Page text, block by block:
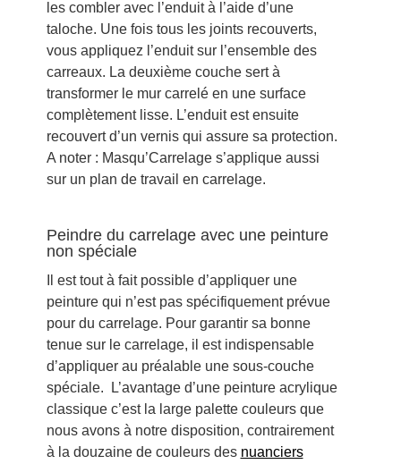
les combler avec l’enduit à l’aide d’une
taloche. Une fois tous les joints recouverts,
vous appliquez l’enduit sur l’ensemble des
carreaux. La deuxième couche sert à
transformer le mur carrelé en une surface
complètement lisse. L’enduit est ensuite
recouvert d’un vernis qui assure sa protection.
A noter : Masqu’Carrelage s’applique aussi
sur un plan de travail en carrelage.
Peindre du carrelage avec une peinture
non spéciale
Il est tout à fait possible d’appliquer une
peinture qui n’est pas spécifiquement prévue
pour du carrelage. Pour garantir sa bonne
tenue sur le carrelage, il est indispensable
d’appliquer au préalable une sous-couche
spéciale. L’avantage d’une peinture acrylique
classique c’est la large palette couleurs que
nous avons à notre disposition, contrairement
à la douzaine de couleurs des nuanciers